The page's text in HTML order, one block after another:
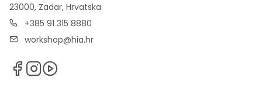
23000, Zadar, Hrvatska
+385 91 315 8880
workshop@hia.hr